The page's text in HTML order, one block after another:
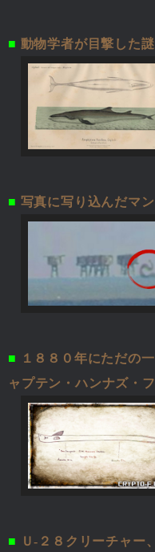
■ 動物学者が目撃した
■ 写真に写り込んだマ
■
１８８０年にただの
ャプテン・ハンナズ・
■
Ｕ-２８クリーチャー